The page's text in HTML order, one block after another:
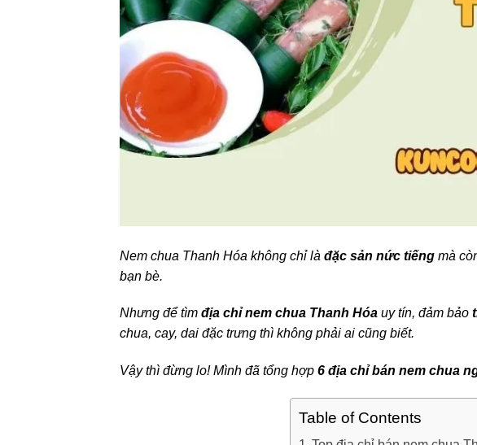
Nem chua Thanh Hóa không chỉ là đặc sản nức tiếng mà
bạn bè.
Nhưng để tìm địa chỉ nem chua Thanh Hóa uy tín, đảm bảo
chua, cay, dai đặc trưng thì không phải ai cũng biết.
Vậy thì đừng lo! Mình đã tổng hợp 6 địa chỉ bán nem chua
Table of Contents